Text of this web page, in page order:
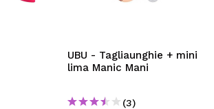
UBU - Tagliaunghie + mini
lima Manic Mani
(3)